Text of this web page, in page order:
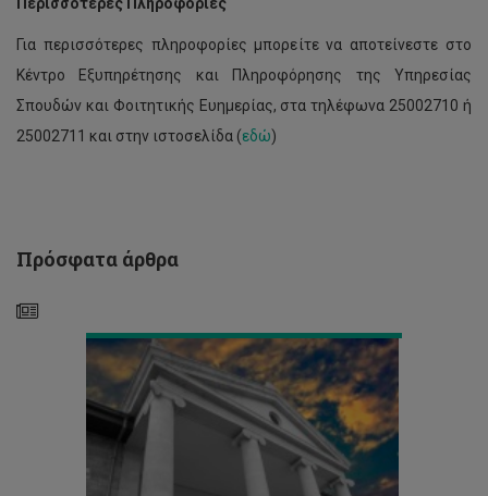
Για περισσότερες πληροφορίες μπορείτε να αποτείνεστε στο
Κέντρο Εξυπηρέτησης και Πληροφόρησης της Υπηρεσίας
Σπουδών και Φοιτητικής Ευημερίας, στα τηλέφωνα 25002710 ή
25002711 και στην ιστοσελίδα (εδώ)
Πρόσφατα άρθρα
Θέσεις
για
παρακολούθηση
μαθημάτων
Εξάμηνο
2022-